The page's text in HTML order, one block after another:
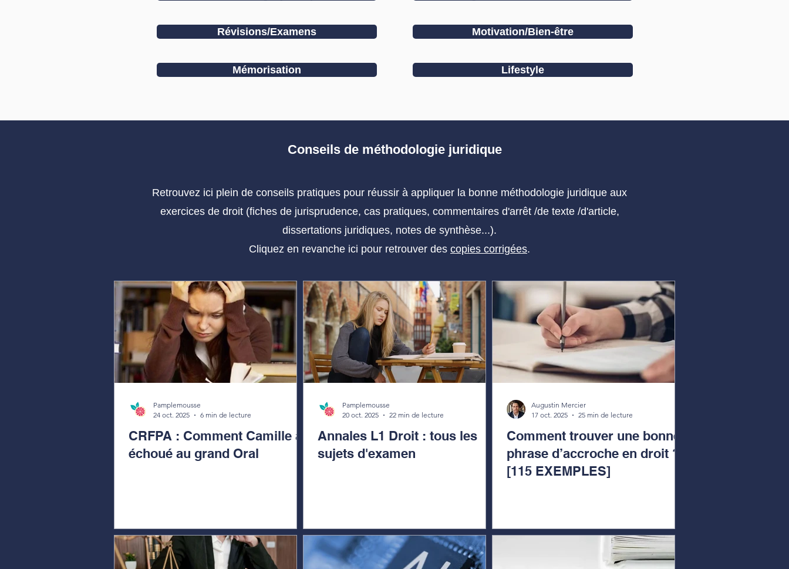
Révisions/Examens
Mémorisation
Motivation/Bien-être
Lifestyle
Conseils de méthodologie juridique
Retrouvez ici plein de conseils pratiques pour réussir à appliquer la bonne méthodologie juridique aux
exercices de droit (fiches de jurisprudence, cas pratiques, commentaires d'arrêt /de texte /d'article,
dissertations juridiques, notes de synthèse...).
Cliquez en revanche ici pour retrouver des copies corrigées.
CRFPA : Comment Camille a
échoué au grand Oral
Pamplemousse
24 oct. 2025
6 min de lecture
Annales L1 Droit : tous les
sujets d'examen
Pamplemousse
20 oct. 2025
22 min de lecture
Comment trouver une bonne
phrase d’accroche en droit ?
[115 EXEMPLES]
Augustin Mercier
17 oct. 2025
25 min de lecture